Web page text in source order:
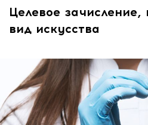
Целевое зачисление,
вид искусства